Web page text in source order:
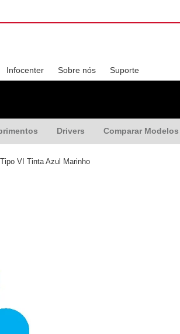
Infocenter Sobre nós Suporte
Drivers Comparar Modelos
Tipo VI Tinta Azul Marinho